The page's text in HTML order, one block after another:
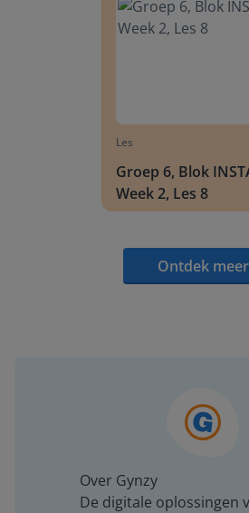
Les
Groep 6, Blok
Week 2, Les 8
Ontdek meer
Over Gynzy
De digitale oplossingen